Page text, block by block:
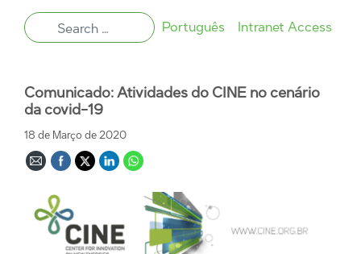
Português Intranet Access
Comunicado: Atividades do CINE no cenário
da covid-19
18 de Março de 2020